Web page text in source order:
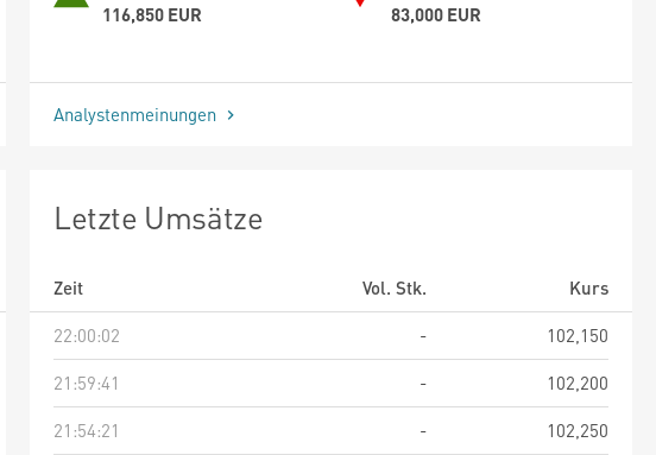
116,850 EUR
83,000 EUR
Analystenmeinungen
Letzte Umsätze
Zeit Vol. Stk.
Kurs
22:00:02
-
102,150
21:59:41
-
102,200
21:54:21
-
102,250